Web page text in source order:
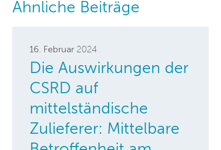
Ähnliche Beiträge
16. Februar 2024
Die Auswirkungen der
CSRD auf
mittelständische
Zulieferer: Mittelbare